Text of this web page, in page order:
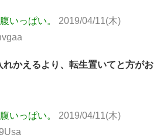
いっぱい。
2019/04/11(木)
れかえるより、転生置いてと方がお
いっぱい。
2019/04/11(木)